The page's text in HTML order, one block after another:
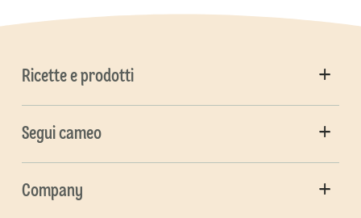
Ricette e prodotti
Segui cameo
Company